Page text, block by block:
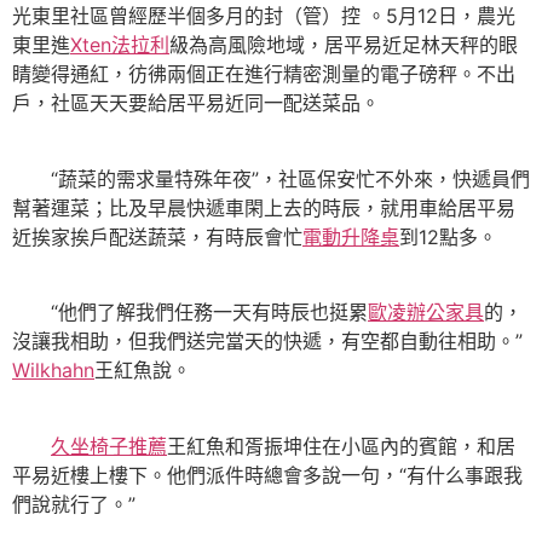
光東里社區曾經歷半個多月的封（管）控 。5月12日，農光
東里進Xten法拉利 級為高風險地域，居平易近足林天秤的眼
睛變得通紅，彷彿兩個正在進行精密測量的電子磅秤。不出
戶，社區天天要給居平易近同一配送菜品。
“蔬菜的需求量特殊年夜”，社區保安忙不外來，快遞員們
幫著運菜；比及早晨快遞車閑上去的時辰，就用車給居平易
近挨家挨戶配送蔬菜，有時辰會忙電動升降桌到12點多。
“他們了解我們任務一天有時辰也挺累歐凌辦公家具的，
沒讓我相助，但我們送完當天的快遞，有空都自動往相助。”
Wilkhahn王紅魚說。
久坐椅子推薦王紅魚和胥振坤住在小區內的賓館，和居
平易近樓上樓下。他們派件時總會多說一句，“有什么事跟我
們說就行了。”